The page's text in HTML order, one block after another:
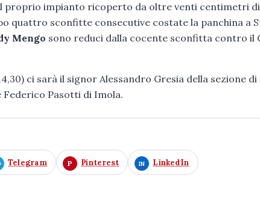
proprio impianto ricoperto da oltre venti centimetri di
quattro sconfitte consecutive costate la panchina a
Mengo sono reduci dalla cocente sconfitta contro il
ci sarà il signor Alessandro Gresia della sezione di
Federico Pasotti di Imola.
Telegram Pinterest LinkedIn